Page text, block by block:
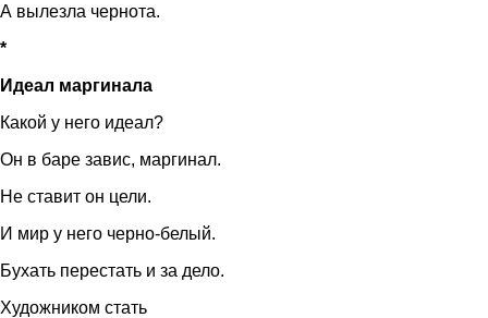
А вылезла чернота.
*
Идеал маргинала
Какой у него идеал?
Он в баре завис, маргинал.
Не ставит он цели.
И мир у него черно-белый.
Бухать перестать и за дело.
Художником стать